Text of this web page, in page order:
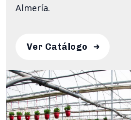
Almería.
Ver Catálogo